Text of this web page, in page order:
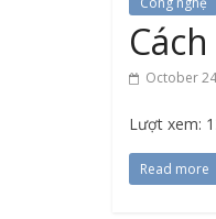
October
Lượt xem:
Read more